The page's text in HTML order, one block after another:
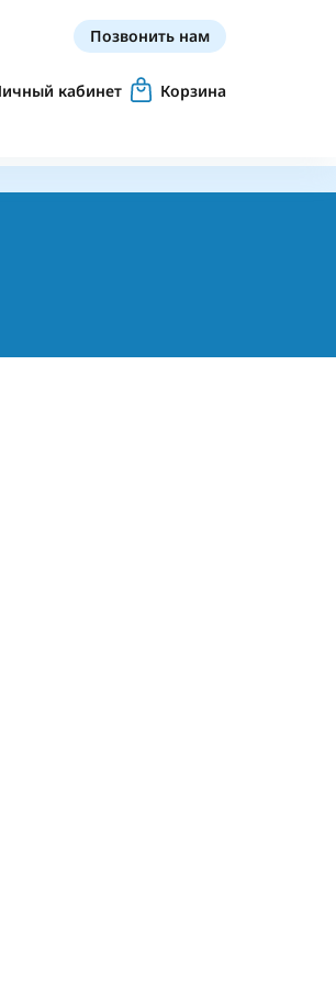
Позвонить нам
кабинет Корзина